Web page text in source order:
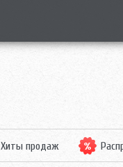
Хиты продаж